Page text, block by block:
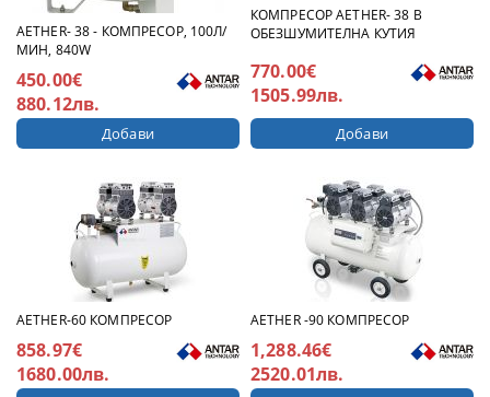
AETHER- 38 - КОМПРЕСОР, 100Л/
МИН, 840W
450.00€
880.12лв.
КОМПРЕСОР AETHER- 38 В
ОБЕЗШУМИТЕЛНА КУТИЯ
770.00€
1505.99лв.
AETHER-60 КОМПРЕСОР
858.97€
1680.00лв.
AETHER -90 КОМПРЕСОР
1,288.46€
2520.01лв.